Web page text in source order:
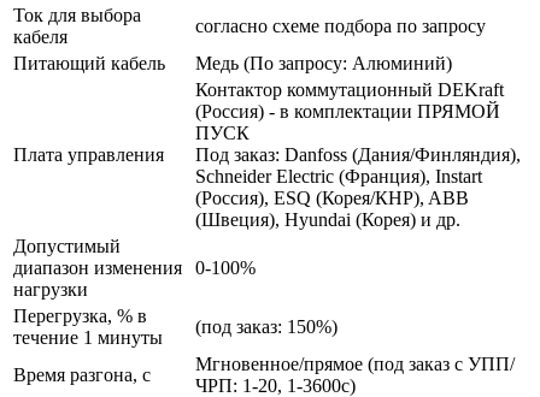
Ток для выбора
кабеля
согласно схеме подбора по запросу
Питающий кабель
Медь (По запросу: Алюминий)
Плата управления
Контактор коммутационный DEKraft
(Россия) - в комплектации ПРЯМОЙ
ПУСК
Под заказ: Danfoss (Дания/Финляндия),
Schneider Electric (Франция), Instart
(Россия), ESQ (Корея/КНР), ABB
(Швеция), Hyundai (Корея) и др.
Допустимый
диапазон изменения
нагрузки
0-100%
Перегрузка, % в
течение 1 минуты
(под заказ: 150%)
Время разгона, с
Мгновенное/прямое (под заказ с УПП/
ЧРП: 1-20, 1-3600с)